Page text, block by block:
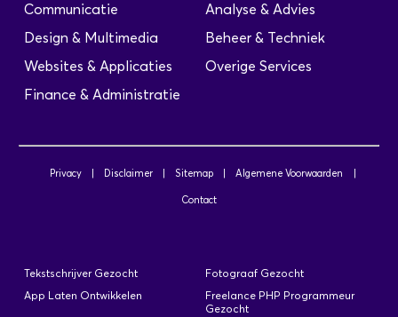
Communicatie
Design & Multimedia
Websites & Applicaties
Finance & Administratie
Analyse & Advies
Beheer & Techniek
Overige Services
Privacy Disclaimer Sitemap Algemene Voorwaarden
Contact
Tekstschrijver Gezocht
Fotograaf Gezocht
App Laten Ontwikkelen
Freelance PHP Programmeur
Gezocht